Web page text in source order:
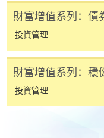
除特殊情況(例
法例規定外，
如須甄選入學
取錄的證明。
請者是否獲取
學費。
財富增值系列：債
投資管理
財富增值系列：穩
投資管理